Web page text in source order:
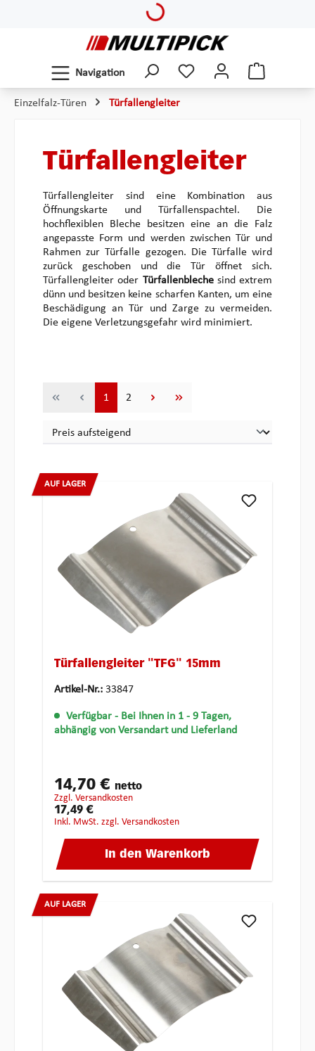
Navigation
Einzelfalz-Türen Türfallengleiter
Türfallengleiter
Türfallengleiter sind eine Kombination aus
Öffnungskarte und Türfallenspachtel. Die
hochflexiblen Bleche besitzen eine an die Falz
angepasste Form und werden zwischen Tür und
Rahmen zur Türfalle gezogen. Die Türfalle wird
zurück geschoben und die Tür öffnet sich.
Türfallengleiter oder Türfallenblechesind extrem
dünn und besitzen keine scharfen Kanten, um eine
Beschädigung an Tür und Zarge zu vermeiden.
Die eigene Verletzungsgefahr wird minimiert.
Seite
1 Seite
2
AUF LAGER
Türfallengleiter "TFG" 15mm
Artikel-Nr.: 33847
Verfügbar - Bei Ihnen in 1 - 9 Tagen,
abhängig von Versandart und Lieferland
14,70 € netto
zzgl. Versandkosten
17,49 €
inkl. MwSt. zzgl. Versandkosten
In den Warenkorb
AUF LAGER